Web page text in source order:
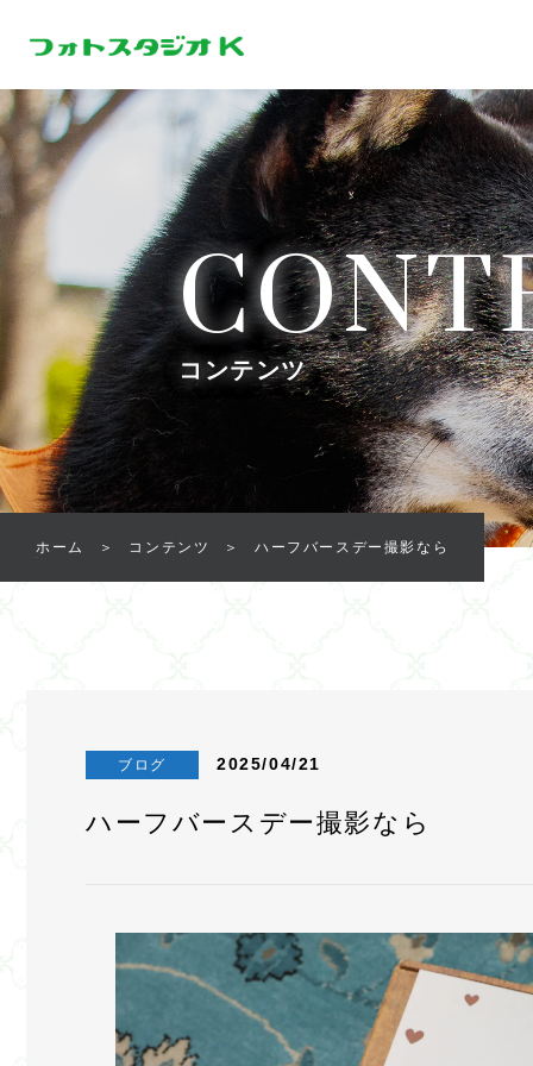
コンテンツ
ホーム コンテンツ ハーフバースデー撮影なら
ブログ 2025/04/21
ハーフバースデー撮影なら